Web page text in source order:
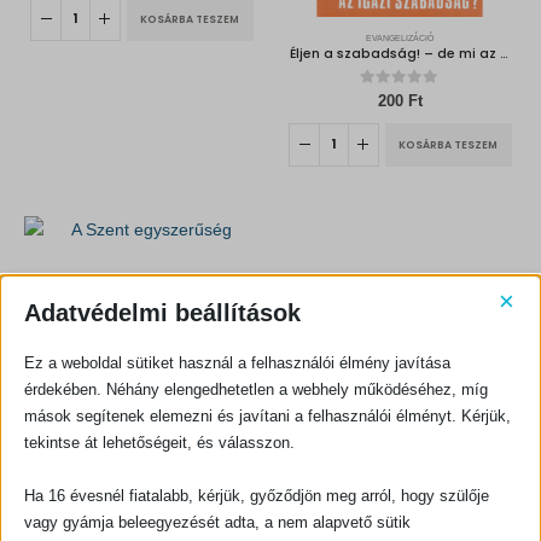
KOSÁRBA TESZEM
EVANGELIZÁCIÓ
Éljen a szabadság! – de mi az igazi szabadság?
out of 5
200 Ft
KOSÁRBA TESZEM
A Szent egyszerűség
out of 5
500 Ft
KOSÁRBA TESZEM
Adatvédelmi beállítások ×
Ez a weboldal sütiket használ a felhasználói élmény javítása
érdekében. Néhány elengedhetetlen a webhely működéséhez, míg
mások segítenek elemezni és javítani a felhasználói élményt. Kérjük,
tekintse át lehetőségeit, és válasszon.
Ha 16 évesnél fiatalabb, kérjük, győződjön meg arról, hogy szülője
vagy gyámja beleegyezését adta, a nem alapvető sütik